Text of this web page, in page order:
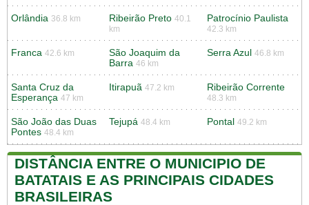
Orlândia 36.8 km Ribeirão Preto 40.1
km
Patrocínio Paulista
42.3 km
Franca 42.6 km
São Joaquim da
Barra 46 km
Serra Azul 46.8 km
Santa Cruz da
Esperança 47 km
Itirapuã 47.2 km Ribeirão Corrente
48.3 km
São João das Duas
Pontes 48.4 km
Tejupá 48.4 km Pontal 49.2 km
DISTÂNCIA ENTRE O MUNICIPIO DE
BATATAIS E AS PRINCIPAIS CIDADES
BRASILEIRAS